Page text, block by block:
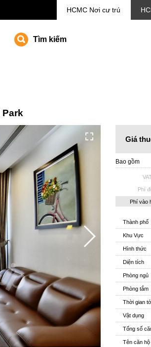
HCMC Nơi cư trú
Tìm kiếm
Giá
Bao gồm
Phí
Phí vào
Thành phố
Khu Vực
Hình thức
Diện tích
Phòng ngủ
Phòng tắm
Thời gian
Vật dụng
Tổng số
Tên căn hộ